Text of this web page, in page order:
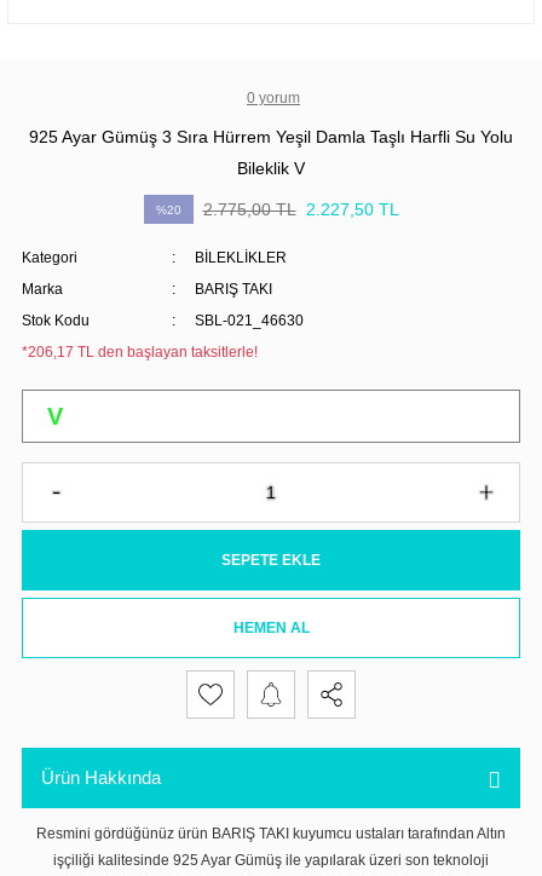
0 yorum
925 Ayar Gümüş 3 Sıra Hürrem Yeşil Damla Taşlı Harfli Su Yolu
Bileklik V
%20 2.775,00 TL 2.227,50 TL
Kategori
BİLEKLİKLER
Marka
BARIŞ TAKI
Stok Kodu
SBL-021_46630
*206,17 TL den başlayan taksitlerle!
SEPETE EKLE
HEMEN AL
Ürün Hakkında
Resmini gördüğünüz ürün BARIŞ TAKI kuyumcu ustaları tarafından Altın
işçiliği kalitesinde 925 Ayar Gümüş ile yapılarak üzeri son teknoloji